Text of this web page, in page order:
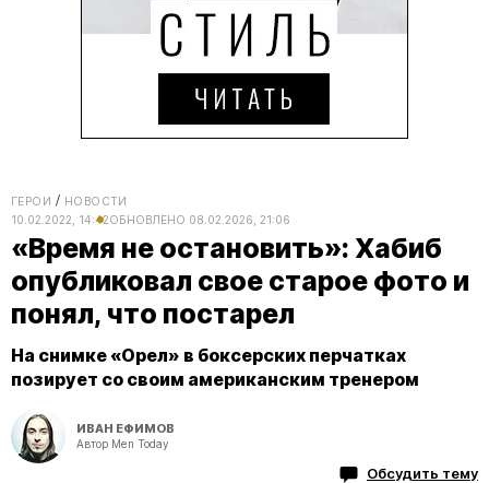
ГЕРОИ
НОВОСТИ
10.02.2022, 14:42ОБНОВЛЕНО 08.02.2026, 21:06
«Время не остановить»: Хабиб
опубликовал свое старое фото и
понял, что постарел
На снимке «Орел» в боксерских перчатках
позирует со своим американским тренером
ИВАН ЕФИМОВ
Автор Men Today
Обсудить тему